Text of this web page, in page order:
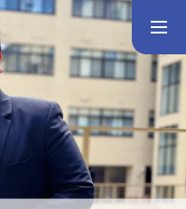
Instagram
学童保育